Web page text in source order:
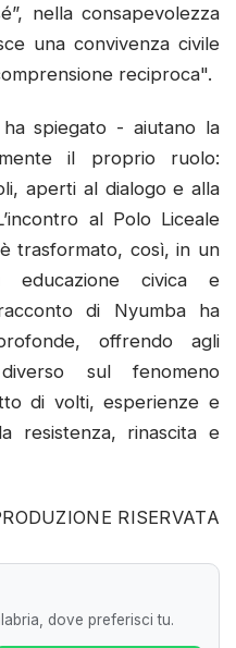
nella consapevolezza
una convivenza civile
reciproca".
spiegato - aiutano la
il proprio ruolo:
aperti al dialogo e alla
al Polo Liceale
trasformato, così, in un
educazione civica e
di Nyumba ha
offrendo agli
sul fenomeno
di volti, esperienze e
resistenza, rinascita e
RISERVATA
dove preferisci tu.